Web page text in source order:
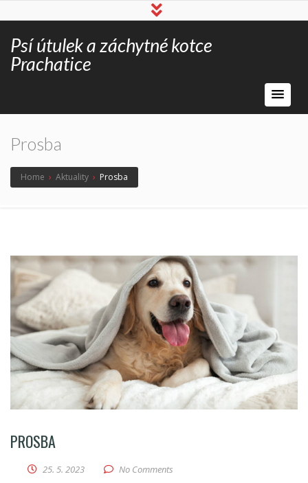
Psí útulek a záchytné kotce
Prachatice
Prosba
Home › Aktuality › Prosba
PROSBA
25. 5. 2023
No Comments